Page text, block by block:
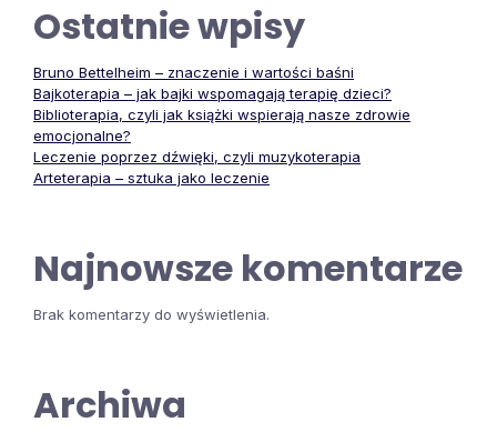
Ostatnie wpisy
Bruno Bettelheim – znaczenie i wartości baśni
Bajkoterapia – jak bajki wspomagają terapię dzieci?
Biblioterapia, czyli jak książki wspierają nasze zdrowie
emocjonalne?
Leczenie poprzez dźwięki, czyli muzykoterapia
Arteterapia – sztuka jako leczenie
Najnowsze komentarze
Brak komentarzy do wyświetlenia.
Archiwa